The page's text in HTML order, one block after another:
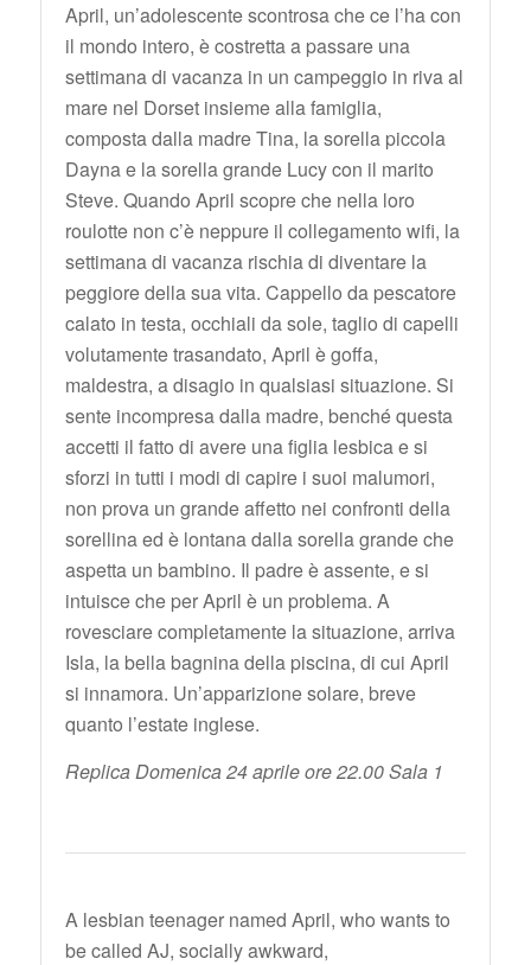
April, un’adolescente scontrosa che ce l’ha con
il mondo intero, è costretta a passare una
settimana di vacanza in un campeggio in riva al
mare nel Dorset insieme alla famiglia,
composta dalla madre Tina, la sorella piccola
Dayna e la sorella grande Lucy con il marito
Steve. Quando April scopre che nella loro
roulotte non c’è neppure il collegamento wifi, la
settimana di vacanza rischia di diventare la
peggiore della sua vita. Cappello da pescatore
calato in testa, occhiali da sole, taglio di capelli
volutamente trasandato, April è goffa,
maldestra, a disagio in qualsiasi situazione. Si
sente incompresa dalla madre, benché questa
accetti il fatto di avere una figlia lesbica e si
sforzi in tutti i modi di capire i suoi malumori,
non prova un grande affetto nei confronti della
sorellina ed è lontana dalla sorella grande che
aspetta un bambino. Il padre è assente, e si
intuisce che per April è un problema. A
rovesciare completamente la situazione, arriva
Isla, la bella bagnina della piscina, di cui April
si innamora. Un’apparizione solare, breve
quanto l’estate inglese.
Replica Domenica 24 aprile ore 22.00 Sala 1
A lesbian teenager named April, who wants to
be called AJ, socially awkward,